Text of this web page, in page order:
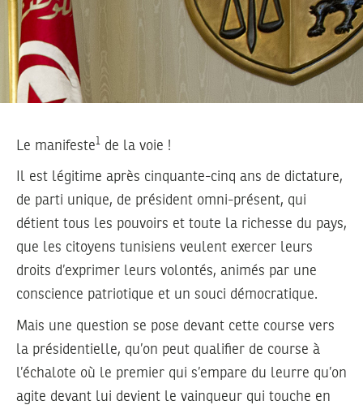
Le manifeste1 de la voie !
Il est légitime après cinquante-cinq ans de dictature,
de parti unique, de président omni-présent, qui
détient tous les pouvoirs et toute la richesse du pays,
que les citoyens tunisiens veulent exercer leurs
droits d’exprimer leurs volontés, animés par une
conscience patriotique et un souci démocratique.
Mais une question se pose devant cette course vers
la présidentielle, qu’on peut qualifier de course à
l’échalote où le premier qui s’empare du leurre qu’on
agite devant lui devient le vainqueur qui touche en